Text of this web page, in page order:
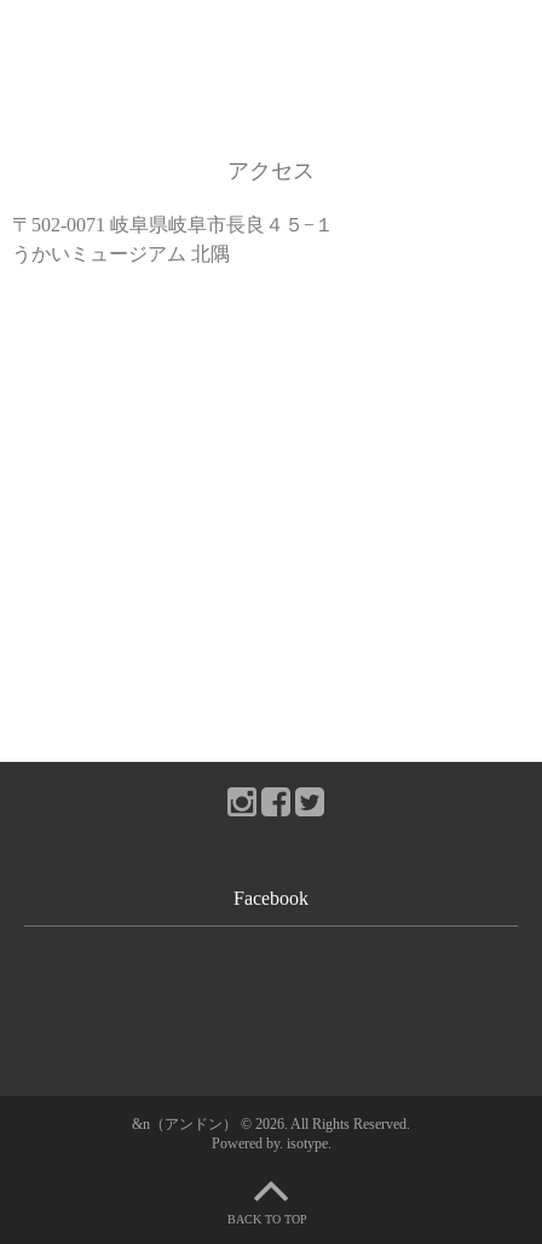
アクセス
〒502-0071 岐阜県岐阜市長良４５−１
うかいミュージアム 北隅
Facebook
&n（アンドン） © 2026. All Rights Reserved.
Powered by. isotype.